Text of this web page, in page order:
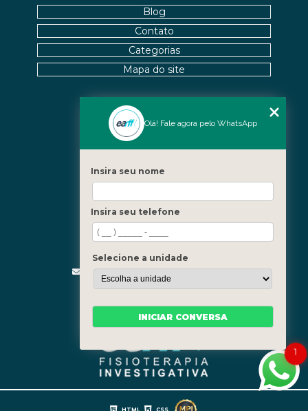
Fale Conosco
(21) 3619-5657
(21) 99390-3850
contato@fisioterapiainvestigativa.com
Segunda a sexta, das 7h às 21h
Nossas Unidades
Barra - Rio de Janeiro
Blog
Contato
Categorias
Mapa do site
1
Olá! Fale agora pelo WhatsApp
Insira seu nome
Insira seu telefone
Selecione a unidade
INICIAR CONVERSA